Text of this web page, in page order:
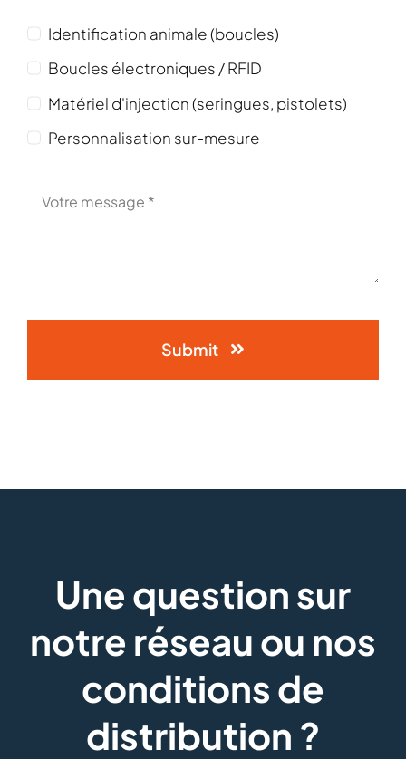
Identification animale (boucles)
Boucles électroniques / RFID
Matériel d'injection (seringues, pistolets)
Personnalisation sur-mesure
Submit
Une question sur
notre réseau ou nos
conditions de
distribution ?